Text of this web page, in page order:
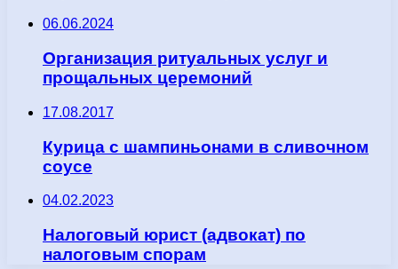
06.06.2024
Организация ритуальных услуг и
прощальных церемоний
17.08.2017
Курица с шампиньонами в сливочном
соусе
04.02.2023
Налоговый юрист (адвокат) по
налоговым спорам